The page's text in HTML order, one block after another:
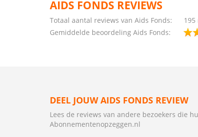
AIDS FONDS REVIEWS
Totaal aantal reviews van Aids Fonds: 195
Gemiddelde beoordeling Aids Fonds:
DEEL JOUW AIDS FONDS REVIEW
Lees de reviews van andere bezoekers die
Abonnementenopzeggen.nl